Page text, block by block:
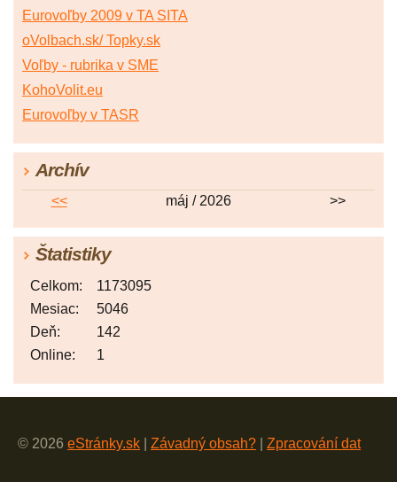
Eurovoľby 2009 v TA SITA
oVolbach.sk/ Topky.sk
Voľby - rubrika v SME
KohoVolit.eu
Eurovoľby v TASR
Archív
<< máj / 2026 >>
Štatistiky
Online: 1
Celkom:
1173095
Mesiac:
5046
Deň:
142
© 2026 eStránky.sk Závadný obsah? Zpracování dat